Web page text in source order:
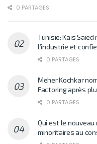
0 PARTAGES
Tunisie: Kaïs
l’industrie et
0 PARTAGES
Meher Kochkar
Factoring après
0 PARTAGES
Qui est le
minoritaires au